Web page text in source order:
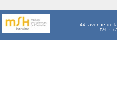
44, avenue de
Tél. :